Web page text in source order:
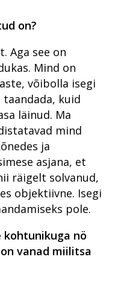
numbrites
järelevalvest
ausa
tõkestab
on muutunud
– uus
Eesti õiguspoliitikas
aitamisest
õigus aitab
Fentanüüli kadumine
Eestist
Prokuratuur esitas
süüdistuse Edgar
Savisaarele
Darja tapmine
Assar Pauluse vahistamine
Jõhvi arveveski
seismapanek
Leedu autovargad jõuavad
Eestisse
Villu Reiljanilt võetakse
saadikupuutumatus
Herman Simmi
paljastamine
Virumaal on end
langes otsus
kasuks?
- varastamist
on ahistav jälitamine?
aastat põhiseadust, 101
prokuratuuri
tunnustab
on kelle sõber?
kohtlemine
pilootprojekti
õigusrikkujate
sünnipäeva tähistamine
kogu aasta
kõrvaltvaataja
tunnustab
ja ekspertiisid
teenistuses
fentanüülituru tõusud ja
kohtusaalis on
selja taga riik
avakõne kui
kõndimine“
"tingimisi" kuulevad
Ombler: on spioone, kes
kergendust
prokurör ja aasta
tegevuse
2016. aastal
ja avalikkus
personalitöö
on?
Aga see on
Mind on
võibolla isegi
kuid
läinud. Ma
mind
ja
asjana, et
räigelt solvanud,
objektiivne. Isegi
pole.
nö
vanad miilitsa